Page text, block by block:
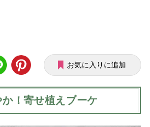
お気に入りに追加
か！寄せ植えブーケ